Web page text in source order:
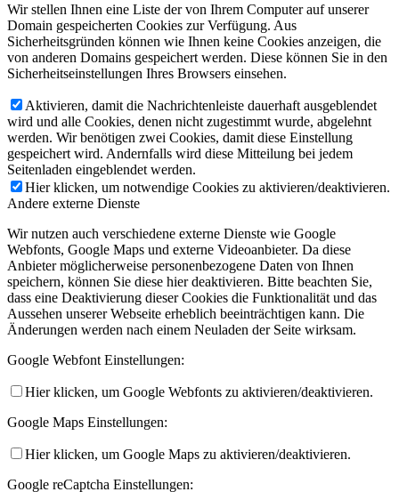
Wir stellen Ihnen eine Liste der von Ihrem Computer auf unserer
Domain gespeicherten Cookies zur Verfügung. Aus
Sicherheitsgründen können wie Ihnen keine Cookies anzeigen, die
von anderen Domains gespeichert werden. Diese können Sie in den
Sicherheitseinstellungen Ihres Browsers einsehen.
Aktivieren, damit die Nachrichtenleiste dauerhaft ausgeblendet
wird und alle Cookies, denen nicht zugestimmt wurde, abgelehnt
werden. Wir benötigen zwei Cookies, damit diese Einstellung
gespeichert wird. Andernfalls wird diese Mitteilung bei jedem
Seitenladen eingeblendet werden.
Hier klicken, um notwendige Cookies zu aktivieren/deaktivieren.
Andere externe Dienste
Wir nutzen auch verschiedene externe Dienste wie Google
Webfonts, Google Maps und externe Videoanbieter. Da diese
Anbieter möglicherweise personenbezogene Daten von Ihnen
speichern, können Sie diese hier deaktivieren. Bitte beachten Sie,
dass eine Deaktivierung dieser Cookies die Funktionalität und das
Aussehen unserer Webseite erheblich beeinträchtigen kann. Die
Änderungen werden nach einem Neuladen der Seite wirksam.
Google Webfont Einstellungen:
Hier klicken, um Google Webfonts zu aktivieren/deaktivieren.
Google Maps Einstellungen:
Hier klicken, um Google Maps zu aktivieren/deaktivieren.
Google reCaptcha Einstellungen: